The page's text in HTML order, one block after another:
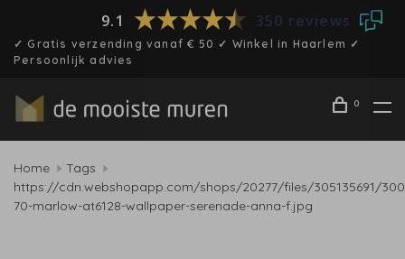
9.1 350 reviews
✓ Gratis verzending vanaf € 50 ✓ Winkel in Haarlem ✓
Persoonlijk advies
0
Home
Tags
https://cdn.webshopapp.com/shops/20277/files/305135691/
70-marlow-at6128-wallpaper-serenade-anna-f.jpg